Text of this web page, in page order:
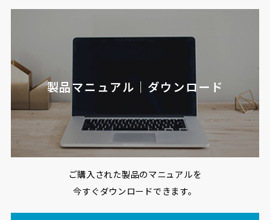
製品マニュアル｜ダウンロード
ご購入された製品のマニュアルを
今すぐダウンロードできます。